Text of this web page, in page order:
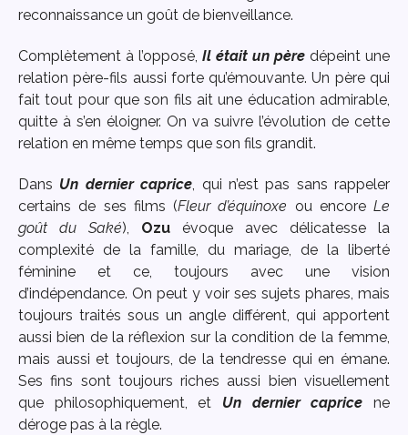
reconnaissance un goût de bienveillance.
Complètement à l’opposé, Il était un père dépeint une
relation père-fils aussi forte qu’émouvante. Un père qui
fait tout pour que son fils ait une éducation admirable,
quitte à s’en éloigner. On va suivre l’évolution de cette
relation en même temps que son fils grandit.
Dans Un dernier caprice, qui n’est pas sans rappeler
certains de ses films (Fleur d’équinoxe ou encore Le
goût du Saké), Ozu évoque avec délicatesse la
complexité de la famille, du mariage, de la liberté
féminine et ce, toujours avec une vision
d’indépendance. On peut y voir ses sujets phares, mais
toujours traités sous un angle différent, qui apportent
aussi bien de la réflexion sur la condition de la femme,
mais aussi et toujours, de la tendresse qui en émane.
Ses fins sont toujours riches aussi bien visuellement
que philosophiquement, et Un dernier caprice ne
déroge pas à la règle.